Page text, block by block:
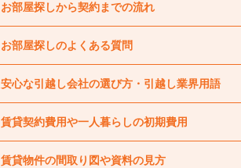
お部屋探しから契約までの流れ
お部屋探しのよくある質問
安心な引越し会社の選び方・引越し業界用語
賃貸契約費用や一人暮らしの初期費用
賃貸物件の間取り図や資料の見方